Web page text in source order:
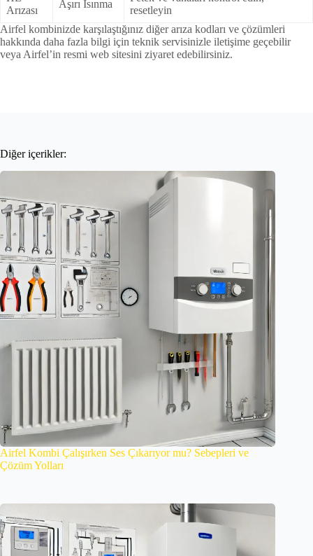
Arızası
Aşırı Isınma
resetleyin
Airfel kombinizde karşılaştığınız diğer arıza kodları ve çözümleri
hakkında daha fazla bilgi için teknik servisinizle iletişime geçebilir
veya Airfel’in resmi web sitesini ziyaret edebilirsiniz.
Diğer içerikler:
Airfel Kombi Çalışırken Ses Çıkarıyor mu? Sebepleri ve
Çözüm Yolları